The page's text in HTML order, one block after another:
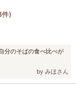
件)
分のそばの食べ比べが
by みほさん